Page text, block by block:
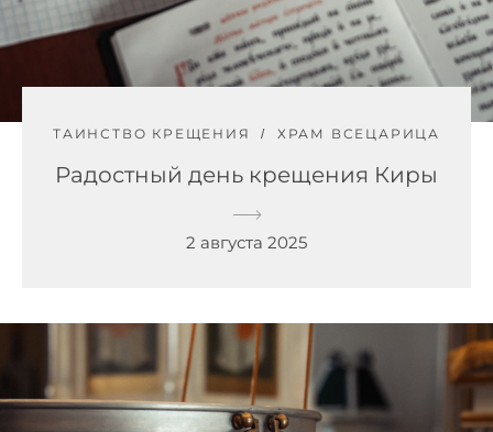
ТАИНСТВО КРЕЩЕНИЯ ХРАМ ВСЕЦАРИЦА
Радостный день крещения Киры
2 августа 2025